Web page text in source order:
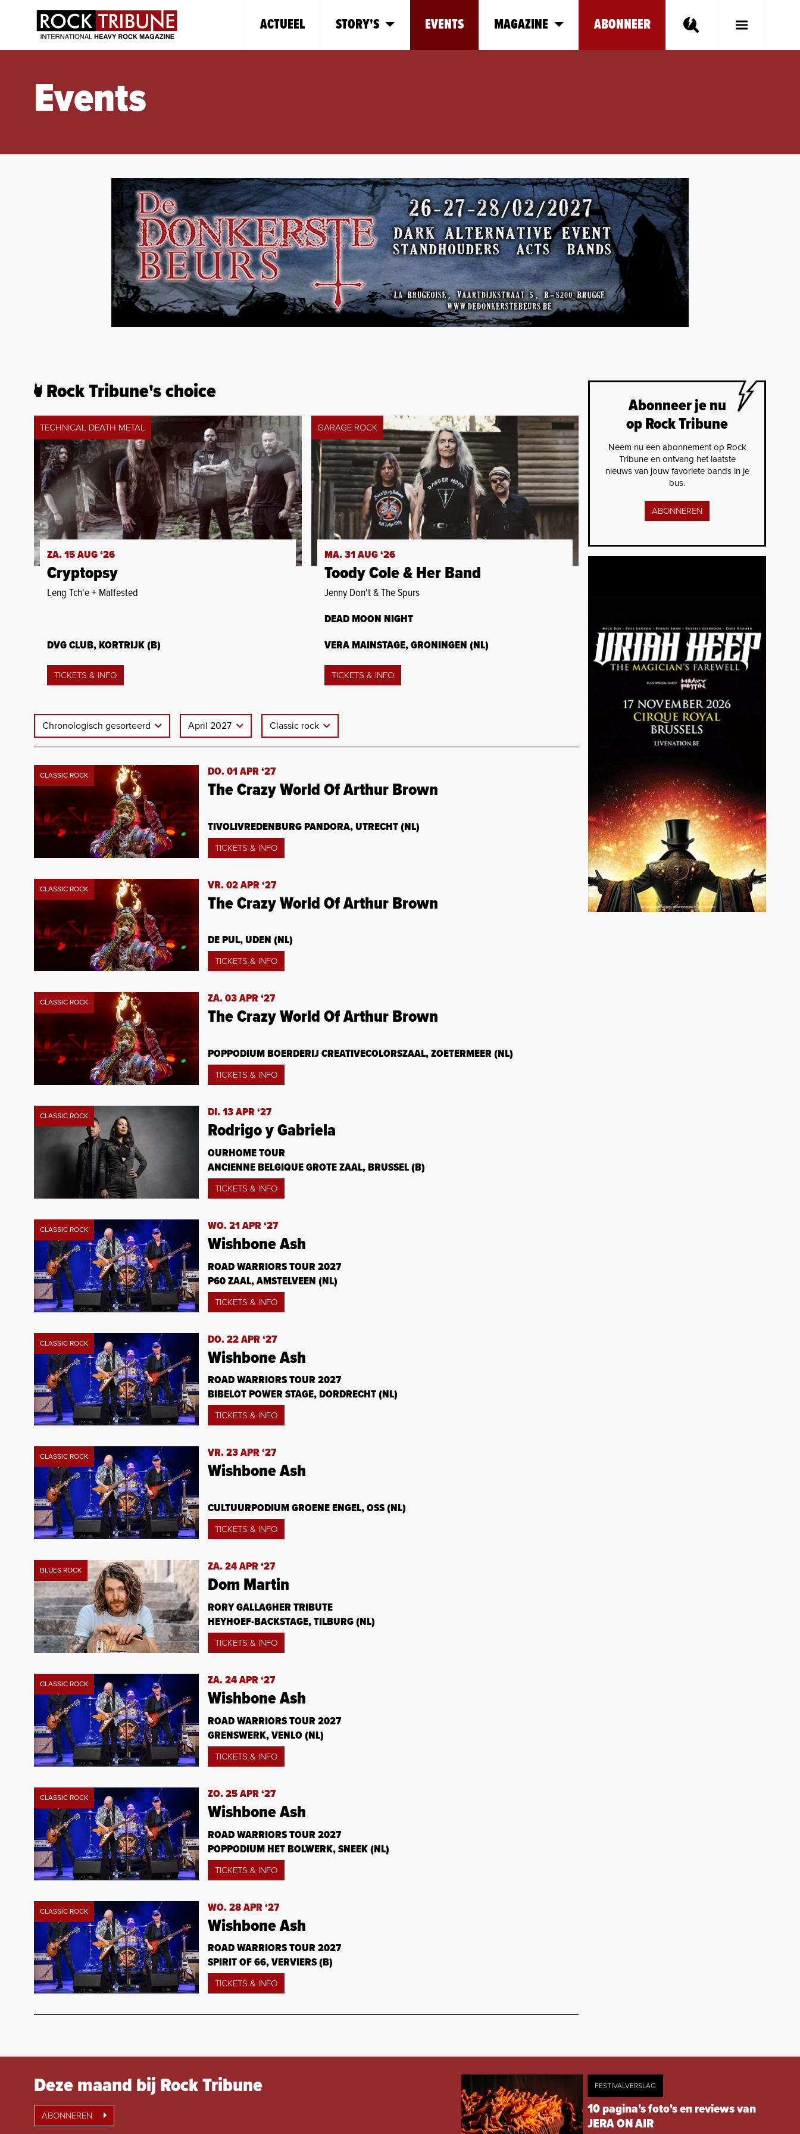
ACTUEEL STORY'S EVENTS MAGAZINE ABONNEER
Toggle
Events
Rock Tribune's choice
TECHNICAL DEATH METAL
ZA. 15 AUG ‘26
Cryptopsy
Leng Tch'e + Malfested
DVG CLUB, KORTRIJK (B)
TICKETS & INFO
GARAGE ROCK
MA. 31 AUG ‘26
Toody Cole & Her Band
Jenny Don't & The Spurs
DEAD MOON NIGHT
VERA MAINSTAGE, GRONINGEN (NL)
TICKETS & INFO
Chronologisch gesorteerd April 2027 Classic rock
CLASSIC ROCK DO. 01 APR ‘27
The Crazy World Of Arthur Brown
TIVOLIVREDENBURG PANDORA, UTRECHT (NL)
TICKETS & INFO
CLASSIC ROCK VR. 02 APR ‘27
The Crazy World Of Arthur Brown
DE PUL, UDEN (NL)
TICKETS & INFO
CLASSIC ROCK ZA. 03 APR ‘27
The Crazy World Of Arthur Brown
POPPODIUM BOERDERIJ CREATIVECOLORSZAAL, ZOETERMEER (NL)
TICKETS & INFO
CLASSIC ROCK DI. 13 APR ‘27
Rodrigo y Gabriela
OURHOME TOUR
ANCIENNE BELGIQUE GROTE ZAAL, BRUSSEL (B)
TICKETS & INFO
CLASSIC ROCK WO. 21 APR ‘27
Wishbone Ash
ROAD WARRIORS TOUR 2027
P60 ZAAL, AMSTELVEEN (NL)
TICKETS & INFO
CLASSIC ROCK DO. 22 APR ‘27
Wishbone Ash
ROAD WARRIORS TOUR 2027
BIBELOT POWER STAGE, DORDRECHT (NL)
TICKETS & INFO
CLASSIC ROCK VR. 23 APR ‘27
Wishbone Ash
CULTUURPODIUM GROENE ENGEL, OSS (NL)
TICKETS & INFO
BLUES ROCK ZA. 24 APR ‘27
Dom Martin
RORY GALLAGHER TRIBUTE
HEYHOEF-BACKSTAGE, TILBURG (NL)
TICKETS & INFO
CLASSIC ROCK ZA. 24 APR ‘27
Wishbone Ash
ROAD WARRIORS TOUR 2027
GRENSWERK, VENLO (NL)
TICKETS & INFO
CLASSIC ROCK ZO. 25 APR ‘27
Wishbone Ash
ROAD WARRIORS TOUR 2027
POPPODIUM HET BOLWERK, SNEEK (NL)
TICKETS & INFO
CLASSIC ROCK WO. 28 APR ‘27
Wishbone Ash
ROAD WARRIORS TOUR 2027
SPIRIT OF 66, VERVIERS (B)
TICKETS & INFO
Abonneer je nu
op Rock Tribune
Neem nu een abonnement op Rock
Tribune en ontvang het laatste
nieuws van jouw favoriete bands in je
bus.
ABONNEREN
Deze maand bij Rock Tribune
ABONNEREN
FESTIVALVERSLAG
10 pagina's foto's en reviews van
JERA ON AIR